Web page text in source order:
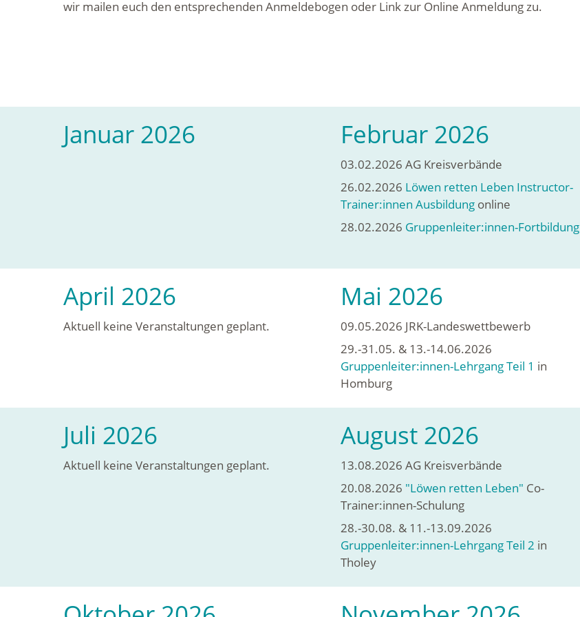
wir mailen euch den entsprechenden Anmeldebogen oder Link zur Online Anmeldung zu.
Januar 2026 Februar 2026
03.02.2026 AG Kreisverbände
26.02.2026 Löwen retten Leben Instructor-
Trainer:innen Ausbildung online
28.02.2026 Gruppenleiter:innen-Fortbildung
April 2026
Aktuell keine Veranstaltungen geplant.
Mai 2026
09.05.2026 JRK-Landeswettbewerb
29.-31.05. & 13.-14.06.2026
Gruppenleiter:innen-Lehrgang Teil 1 in
Homburg
Juli 2026
Aktuell keine Veranstaltungen geplant.
August 2026
13.08.2026 AG Kreisverbände
20.08.2026 "Löwen retten Leben" Co-
Trainer:innen-Schulung
28.-30.08. & 11.-13.09.2026
Gruppenleiter:innen-Lehrgang Teil 2 in
Tholey